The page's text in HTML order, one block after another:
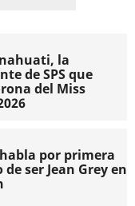
la
de SPS que
del Miss
por primera
ser Jean Grey en